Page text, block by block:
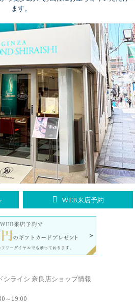
ー
だわり
い
ます。
WEB来店予約
シライシ 奈良店ショップ情報
～19:00